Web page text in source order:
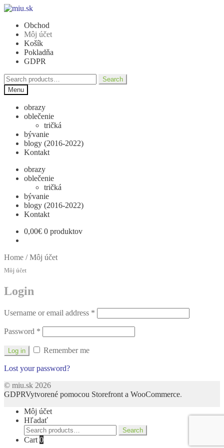
Preskočiť
navigáciu
Preskočiť
obsah
Obchod
Môj účet
Košík
Pokladňa
GDPR
Search
for:
Search
Menu
obrazy
oblečenie
tričká
bývanie
blogy (2016-2022)
Kontakt
obrazy
oblečenie
tričká
bývanie
blogy (2016-2022)
Kontakt
0,00€ 0 produktov
Home /Môj účet
Môj účet
Login
Username or email address *
Password *
Log in Remember me
Lost your password?
© miu.sk 2026
GDPRVytvorené pomocou Storefront a WooCommerce.
Môj účet
Hľadať
Search
for:
Search
Cart 0